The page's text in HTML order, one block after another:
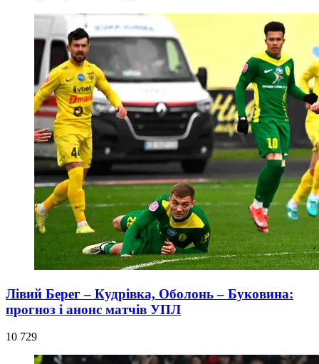
Лівий Берег – Кудрівка, Оболонь – Буковина:
прогноз і анонс матчів УПЛ
10 729